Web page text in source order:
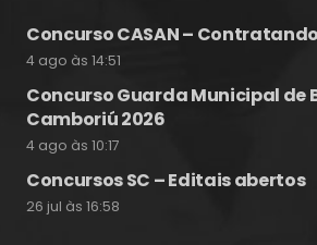
Concurso CASAN –
4 ago às 14:51
Concurso Guarda Municipal de
Camboriú 2026
4 ago às 10:17
Concursos SC – Editais abertos
26 jul às 16:58